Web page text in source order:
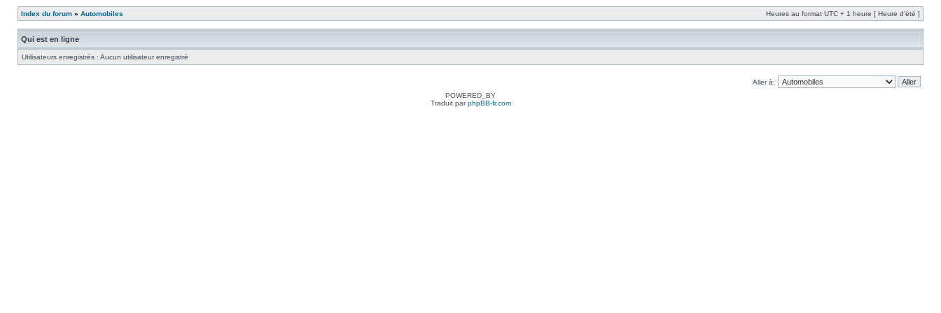
Index du forum » Automobiles Heures au format UTC + 1 heure [ Heure d’été ]
Qui est en ligne
Utilisateurs enregistrés : Aucun utilisateur enregistré
Aller à:
POWERED_BY
Traduit parphpBB-fr.com